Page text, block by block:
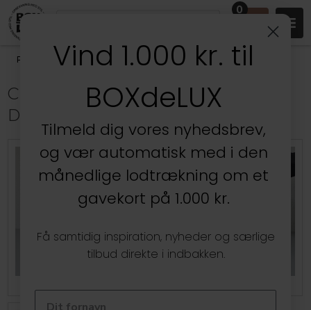
0
Produkter/Udendørs / Haven/ Cestino indkøbskurve
CESTINO KURVE - JAPANSK
DESIGN
Vind 1.000 kr. til
BOXdeLUX
Tilmeld dig vores nyhedsbrev,
og vær automatisk med i den
månedlige lodtrækning om et
gavekort på 1.000 kr.
Få samtidig inspiration, nyheder og særlige
tilbud direkte i indbakken.